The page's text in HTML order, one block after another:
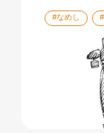
#なめし